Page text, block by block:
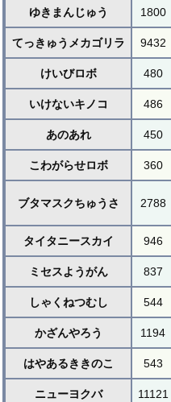
ゆきまんじゅう 1800
てっきゅうメカゴリラ 9432
けいびロボ 480
いけないキノコ 486
あのあれ 450
こわがらせロボ 360
ブタマスクちゅうさ 2788
タイタニースカイ 946
ミセスようがん 837
しゃくねつむし 544
かざんやろう 1194
はやあるききのこ 543
ニューヨクバ 11121